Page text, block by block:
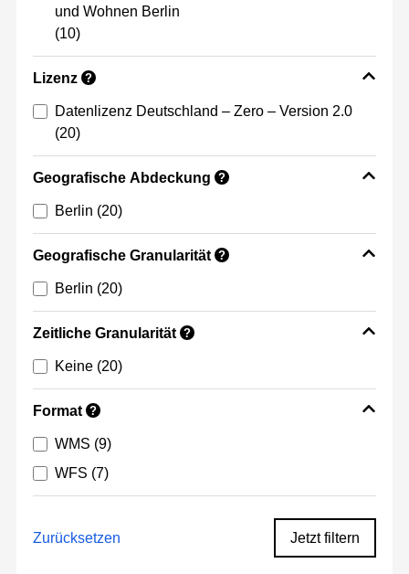
und Wohnen Berlin
(10)
Lizenz ?
Datenlizenz Deutschland – Zero – Version 2.0
(20)
Geografische Abdeckung ?
Berlin (20)
Geografische Granularität ?
Berlin (20)
Zeitliche Granularität ?
Keine (20)
Format ?
WMS (9)
WFS (7)
Zurücksetzen Jetzt filtern